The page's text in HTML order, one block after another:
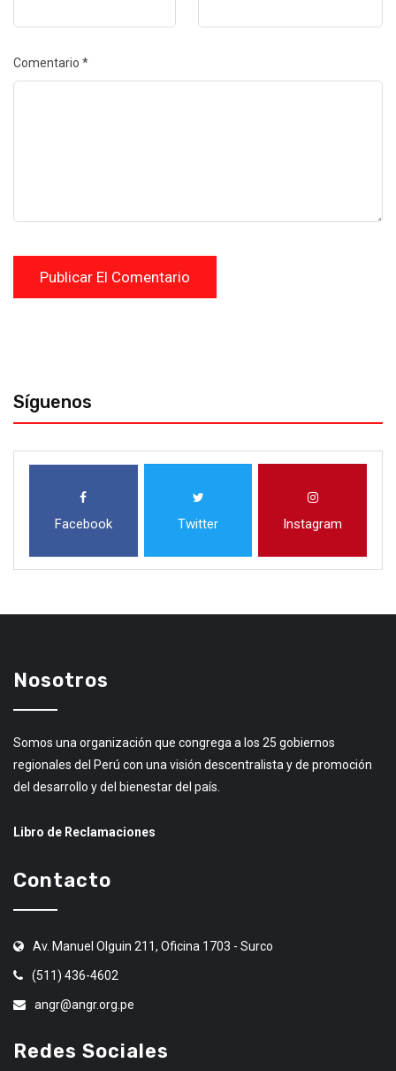
Comentario *
Síguenos
Facebook Twitter Instagram
Nosotros
Somos una organización que congrega a los 25 gobiernos
regionales del Perú con una visión descentralista y de promoción
del desarrollo y del bienestar del país.
Libro de Reclamaciones
Contacto
Av. Manuel Olguin 211, Oficina 1703 - Surco
(511) 436-4602
angr@angr.org.pe
Redes Sociales